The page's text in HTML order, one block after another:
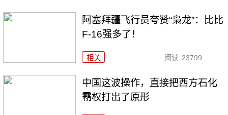
阿塞拜疆飞行员夸赞“枭龙”：比比
F-16强多了！
相关 阅读 23799
中国这波操作，直接把西方石化
霸权打出了原形